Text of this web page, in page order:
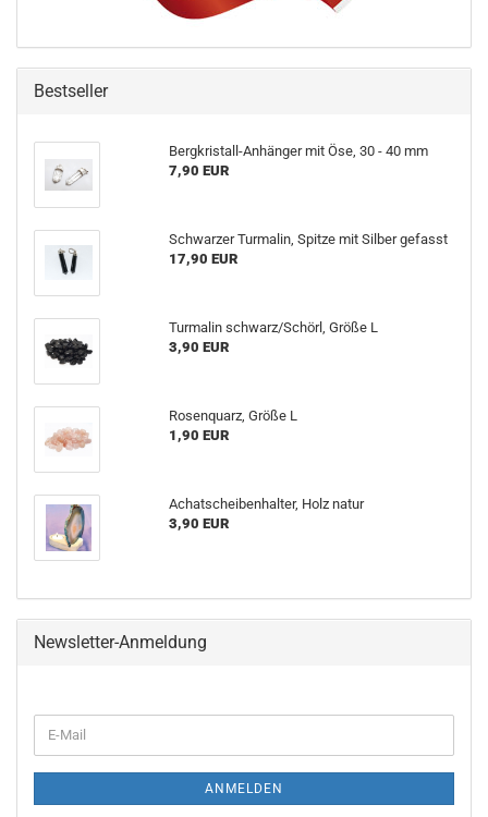
Bestseller
Bergkristall-Anhänger mit Öse, 30 - 40 mm
7,90 EUR
Schwarzer Turmalin, Spitze mit Silber gefasst
17,90 EUR
Turmalin schwarz/Schörl, Größe L
3,90 EUR
Rosenquarz, Größe L
1,90 EUR
Achatscheibenhalter, Holz natur
3,90 EUR
Newsletter-Anmeldung
ANMELDEN